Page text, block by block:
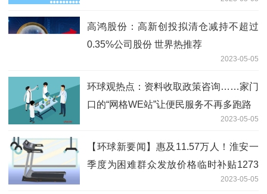
高鸿股份：高新创投拟清仓减持不超过
0.35%公司股份 世界热推荐
2023-05-05
环球观热点：资料收取政策咨询……家门
口的“网格WE站”让便民服务不再多跑路
2023-05-05
【环球新要闻】惠及11.57万人！淮安一
季度为困难群众发放价格临时补贴1273
2023-05-05